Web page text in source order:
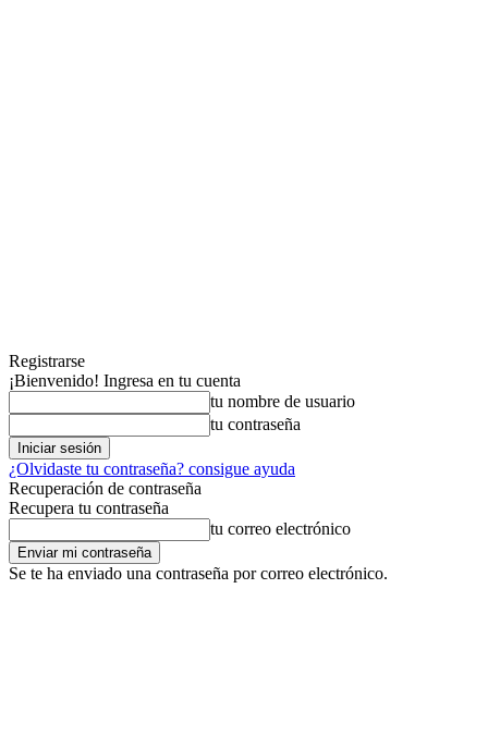
Registrarse
¡Bienvenido! Ingresa en tu cuenta
tu nombre de usuario
tu contraseña
¿Olvidaste tu contraseña? consigue ayuda
Recuperación de contraseña
Recupera tu contraseña
tu correo electrónico
Se te ha enviado una contraseña por correo electrónico.